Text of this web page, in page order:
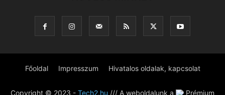
Főoldal Impresszum Hivatalos oldalak, kapcsolat
Copyright © 2023 - Tech2.hu /// A weboldalunk a Prémium